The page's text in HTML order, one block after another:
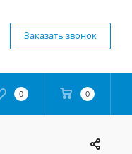
Заказать звонок
0 0